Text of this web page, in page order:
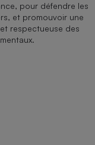
pour défendre les
et promouvoir une
respectueuse des